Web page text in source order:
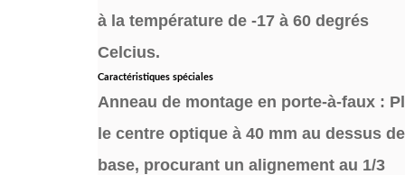
à la température de -17 à 60 degrés
Celcius.
Caractéristiques spéciales
Anneau de montage en porte-à-faux :
le centre optique à 40 mm au dessus
base, procurant un alignement au 1/3